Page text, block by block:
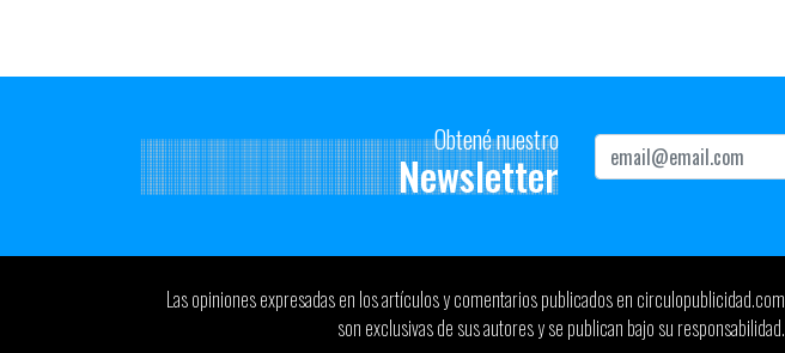
Obtené nuestro
Newsletter
Las opiniones expresadas en los artículos y comentarios publicados en circulopublicidad.com
son exclusivas de sus autores y se publican bajo su responsabilidad.